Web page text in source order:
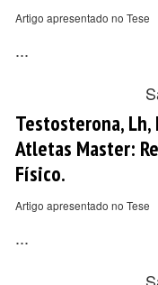
Artigo apresentado no Tese
...
Testosterona,
Atletas Master:
Físico.
Artigo apresentado no Tese
...